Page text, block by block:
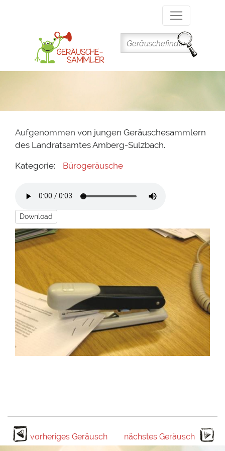
Inhalt
Aufgenommen von jungen Geräuschesammlern
des Landratsamtes Amberg-Sulzbach.
Kategorie: Bürogeräusche
Download
vorheriges Geräusch nächstes Geräusch